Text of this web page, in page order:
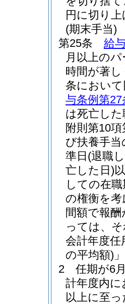
円に切り
(期末手当)
第25条
給
月以上の
時間が著
条におい
与条例第
は死亡し
附則第10
び扶養手
準日 (退職
亡した日)
しての在
の権衡を
間額で報
っては、
会計年度
の平均額)
2
任期が6
計年度内
以上に至